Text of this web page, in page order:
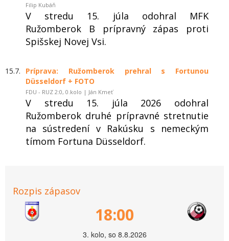
Filip Kubáň
V stredu 15. júla odohral MFK
Ružomberok B prípravný zápas proti
Spišskej Novej Vsi.
15.7.
Príprava: Ružomberok prehral s Fortunou
Düsseldorf + FOTO
FDU - RUZ 2:0, 0.kolo | Ján Kmeť
V stredu 15. júla 2026 odohral
Ružomberok druhé prípravné stretnutie
na sústredení v Rakúsku s nemeckým
tímom Fortuna Düsseldorf.
Rozpis zápasov
18:00
3. kolo, so 8.8.2026